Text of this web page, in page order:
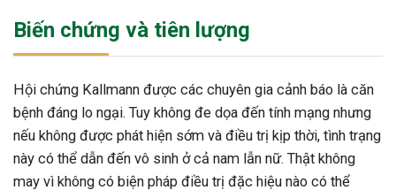
Biến chứng và tiên lượng
Hội chứng Kallmann được các chuyên gia cảnh báo là căn
bệnh đáng lo ngại. Tuy không đe dọa đến tính mạng nhưng
nếu không được phát hiện sớm và điều trị kịp thời, tình trạng
này có thể dẫn đến vô sinh ở cả nam lẫn nữ. Thật không
may vì không có biện pháp điều trị đặc hiệu nào có thể